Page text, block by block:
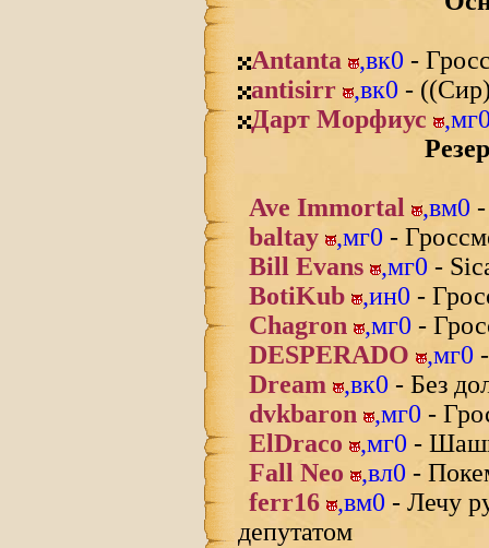
Antanta ,вк0 -
antisirr
,вк0 -
Дарт Морфиус
,
Ave Immortal ,вм0
baltay
,мг0 -
Bill Evans
,мг0 -
BotiKub
,ин0 -
Chagron
,мг0 -
DESPERADO
,мг0
Dream
,вк0 - Без
dvkbaron
,мг0 -
ElDraco
,мг0 -
Fall Neo
,вл0 -
ferr16
,вм0 - Лечу
депутатом